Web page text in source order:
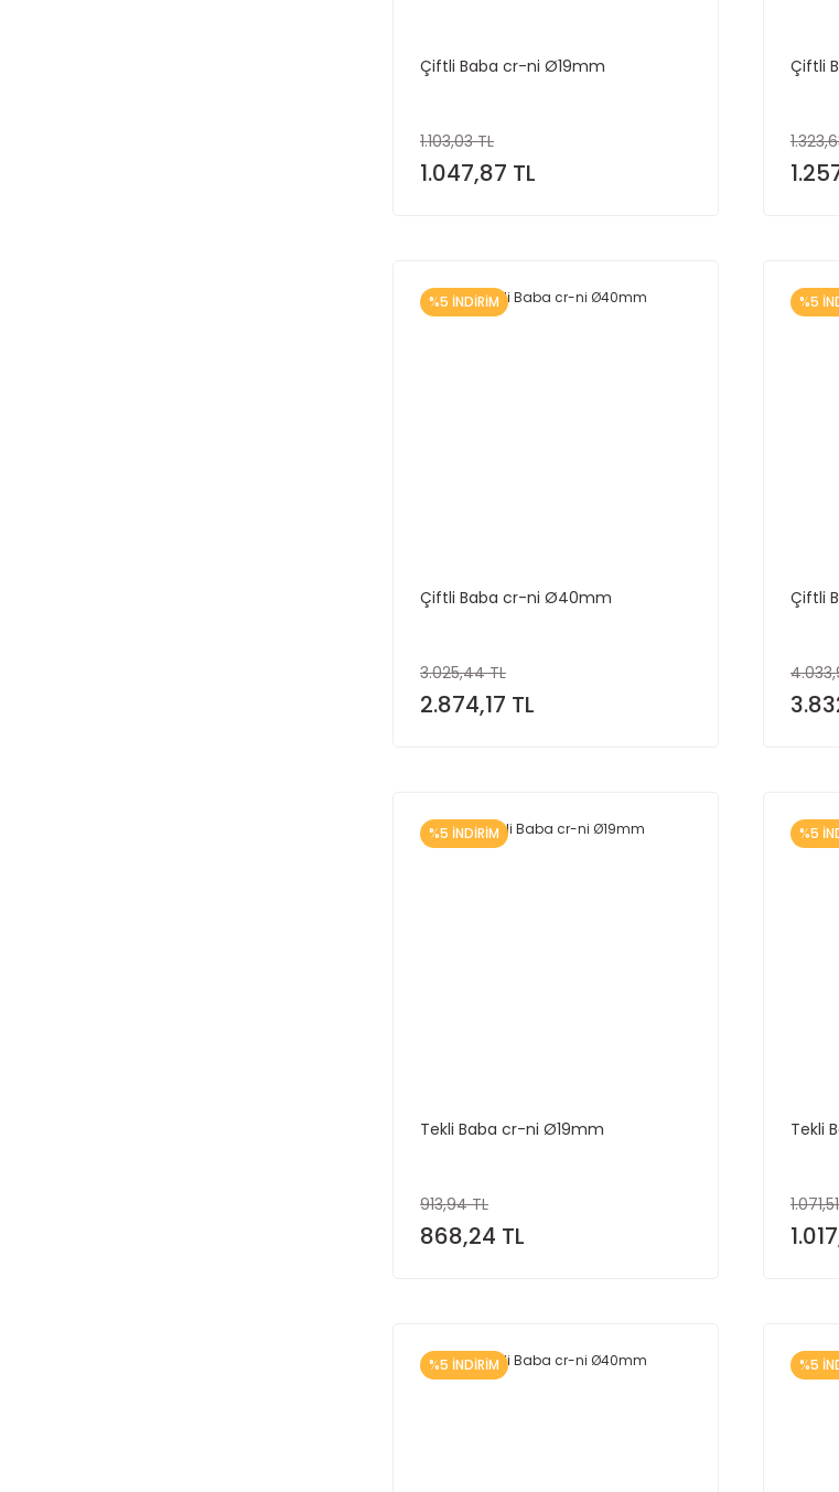
Çiftli Baba cr-ni Ø19mm
1.103,03 TL
1.047,87 TL
Çiftli
%5 İNDİRİM
Çiftli Baba cr-ni Ø40mm
3.025,44 TL
2.874,17 TL
%5
Çiftli
%5 İNDİRİM
Tekli Baba cr-ni Ø19mm
913,94 TL
868,24 TL
%5
Tekli
%5 İNDİRİM %5